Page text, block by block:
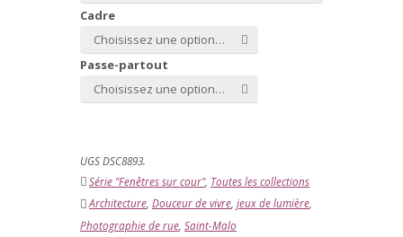
Cadre
Choisissez une option…
Passe-partout
Choisissez une option…
UGS DSC8893.
Série "Fenêtres sur cour", Toutes les collections
Architecture, Douceur de vivre, jeux de lumière,
Photographie de rue Saint-Malo